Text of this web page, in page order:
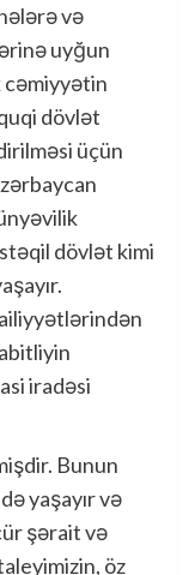
və
uyğun
cəmiyyətin
dövlət
üçün
dövlət kimi
iradəsi
Bunun
yaşayır və
şərait və
öz